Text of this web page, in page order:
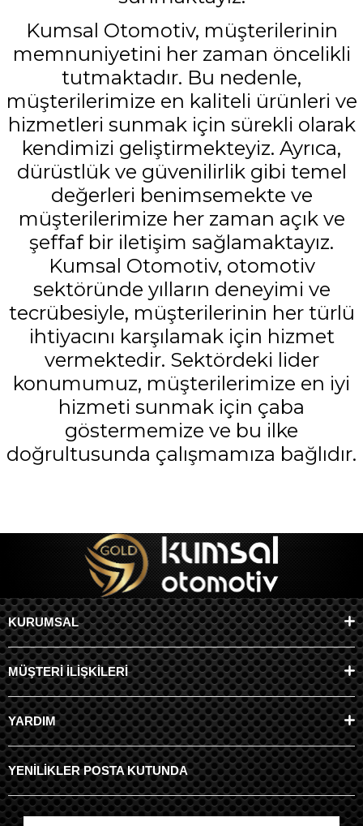
Kumsal Otomotiv, müşterilerinin
memnuniyetini her zaman öncelikli
tutmaktadır. Bu nedenle,
müşterilerimize en kaliteli ürünleri ve
hizmetleri sunmak için sürekli olarak
kendimizi geliştirmekteyiz. Ayrıca,
dürüstlük ve güvenilirlik gibi temel
değerleri benimsemekte ve
müşterilerimize her zaman açık ve
şeffaf bir iletişim sağlamaktayız.
Kumsal Otomotiv, otomotiv
sektöründe yılların deneyimi ve
tecrübesiyle, müşterilerinin her türlü
ihtiyacını karşılamak için hizmet
vermektedir. Sektördeki lider
konumumuz, müşterilerimize en iyi
hizmeti sunmak için çaba
göstermemize ve bu ilke
doğrultusunda çalışmamıza bağlıdır.
KURUMSAL
MÜŞTERİ İLİŞKİLERİ
YARDIM
YENİLİKLER POSTA KUTUNDA